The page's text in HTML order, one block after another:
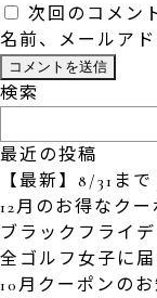
次回のコメン
名前、メールア
検索
最近の投稿
【最新】8/31ま
12月のお得なク
ブラックフライ
全ゴルフ女子に届
10月クーポンの